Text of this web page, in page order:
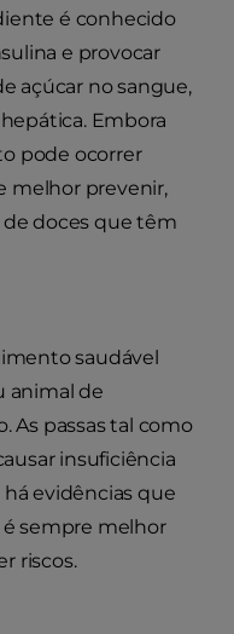
é conhecido
e provocar
açúcar no sangue,
Embora
pode ocorrer
melhor prevenir,
doces que têm
saudável
animal de
As passas tal como
insuficiência
evidências que
sempre melhor
riscos.